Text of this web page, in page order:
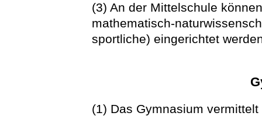
(3) An der Mittelschule
mathematisch-
sportliche) eingerichtet
(1) Das Gymnasium